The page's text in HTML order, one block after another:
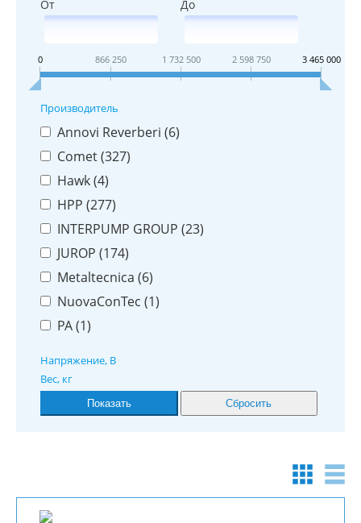
От До
0 866 250 1 732 500 2 598 750 3 465 000
Производитель
Annovi Reverberi (6)
Comet (327)
Hawk (4)
HPP (277)
INTERPUMP GROUP (23)
JUROP (174)
Metaltecnica (6)
NuovaConTec (1)
PA (1)
Напряжение, В
Вес, кг